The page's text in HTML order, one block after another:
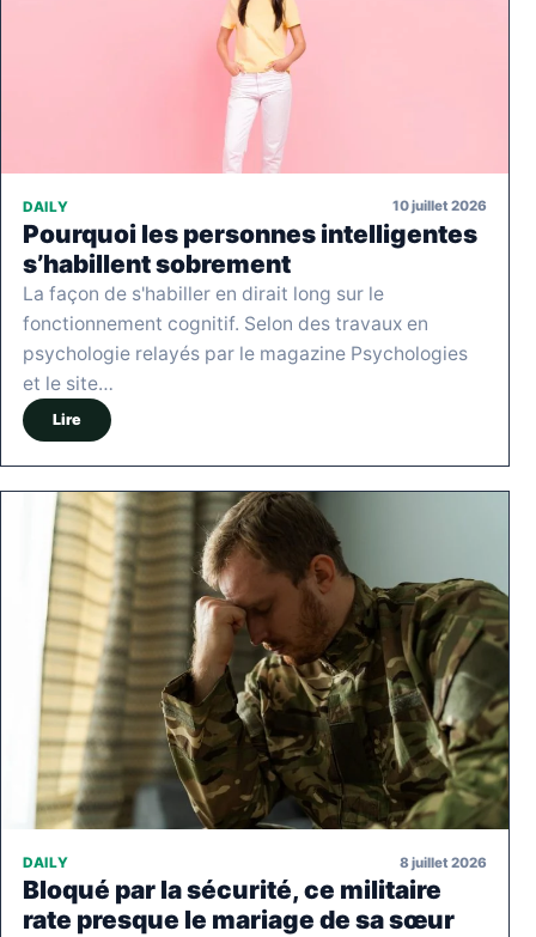
DAILY 10 juillet 2026
Pourquoi les personnes intelligentes
s’habillent sobrement
La façon de s'habiller en dirait long sur le
fonctionnement cognitif. Selon des travaux en
psychologie relayés par le magazine Psychologies
et le site…
Lire
DAILY 8 juillet 2026
Bloqué par la sécurité, ce militaire
rate presque le mariage de sa sœur